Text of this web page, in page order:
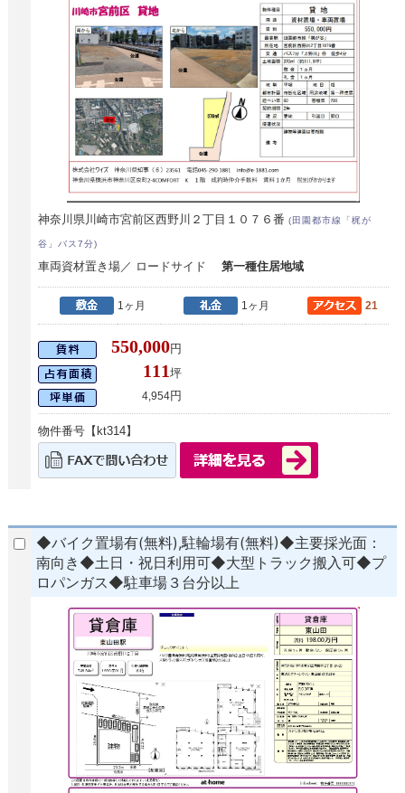
神奈川県川崎市宮前区西野川２丁目１０７６番(田園都市線「梶が
谷」バス7分)
車両資材置き場／ ロードサイド第一種住居地域
1ヶ月 1ヶ月 21
550,000円
111坪
4,954円
物件番号【kt314】
◆バイク置場有(無料),駐輪場有(無料)◆主要採光面：
南向き◆土日・祝日利用可◆大型トラック搬入可◆プ
ロパンガス◆駐車場３台分以上